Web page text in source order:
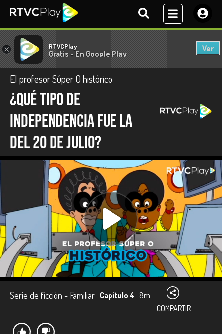
× RTVCPlay
Gratis - En Google Play
Ver
El profesor Súper O histórico
¿Qué tipo de
independencia fue la
del 20 de julio?
Serie de ficción - Familiar Capítulo 4 8m
COMPARTIR